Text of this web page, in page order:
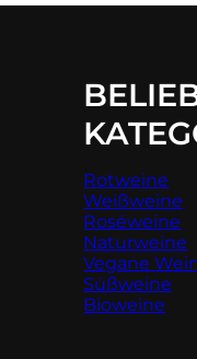
Rotweine
Weißweine
Roséweine
Naturweine
Vegane
Süßweine
Bioweine